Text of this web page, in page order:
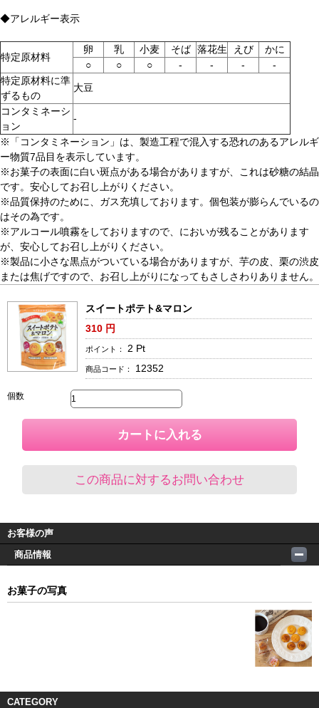
◆アレルギー表示
特定原材料
卵 乳 小麦 そば 落花生 えび
かに
○
○ ○ - - -
-
特定原材料に準
ずるもの
大豆
コンタミネーシ
ョン
-
※「コンタミネーション」は、製造工程で混入する恐れのあるアレルギ
ー物質7品目を表示しています。
※お菓子の表面に白い斑点がある場合がありますが、これは砂糖の結晶
です。安心してお召し上がりください。
※品質保持のために、ガス充填しております。個包装が膨らんでいるの
はその為です。
※アルコール噴霧をしておりますので、においが残ることがあります
が、安心してお召し上がりください。
※製品に小さな黒点がついている場合がありますが、芋の皮、栗の渋皮
または焦げですので、お召し上がりになってもさしさわりありません。
スイートポテト&マロン
310 円
ポイント： 2 Pt
商品コード： 12352
個数
カートに入れる
この商品に対するお問い合わせ
お客様の声
商品情報
お菓子の写真
CATEGORY